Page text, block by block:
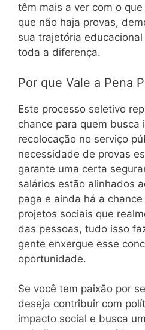
têm mais a ver com o
que não haja provas,
sua trajetória
toda a diferença.
Por que Vale a Pena
Este processo seletivo
chance para quem busca
recolocação no serviço
necessidade de provas
garante uma certa
salários estão alinhados
paga e ainda há a
projetos sociais que
das pessoas, tudo isso
gente enxergue esse
oportunidade.
Se você tem paixão por
deseja contribuir com
impacto social e busca